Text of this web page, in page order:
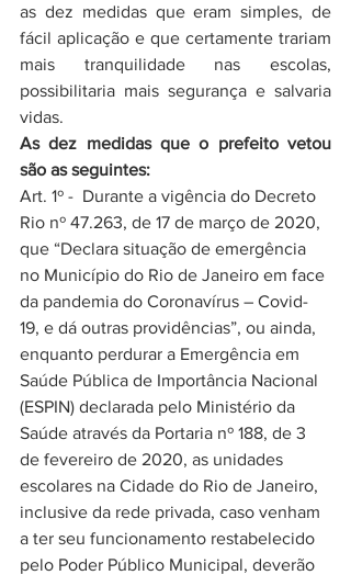
as dez medidas que eram simples, de
fácil aplicação e que certamente trariam
mais tranquilidade nas escolas,
possibilitaria mais segurança e salvaria
vidas.
As dez medidas que o prefeito vetou
são as seguintes:
Art. 1º -  Durante a vigência do Decreto
Rio nº 47.263, de 17 de março de 2020,
que “Declara situação de emergência
no Município do Rio de Janeiro em face
da pandemia do Coronavírus – Covid-
19, e dá outras providências”, ou ainda,
enquanto perdurar a Emergência em
Saúde Pública de Importância Nacional
(ESPIN) declarada pelo Ministério da
Saúde através da Portaria nº 188, de 3
de fevereiro de 2020, as unidades
escolares na Cidade do Rio de Janeiro,
inclusive da rede privada, caso venham
a ter seu funcionamento restabelecido
pelo Poder Público Municipal, deverão